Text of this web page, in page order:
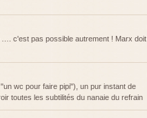
c'est pas possible autrement ! Marx doit
wc pour faire pipi"), un pur instant de
toutes les subtilités du nanaie du refrain